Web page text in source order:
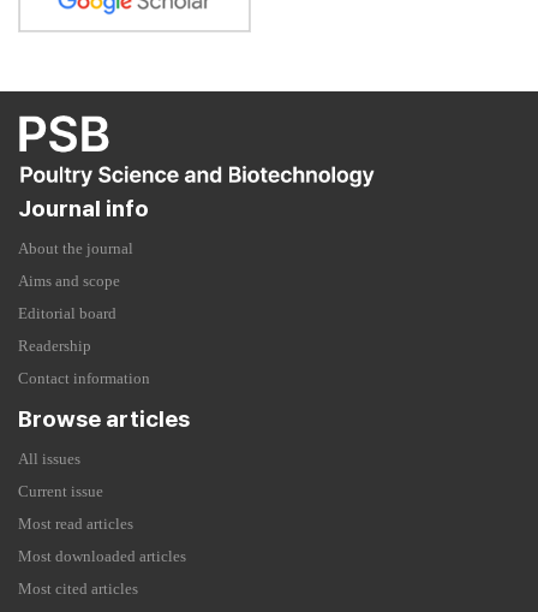
Journal info
About the journal
Aims and scope
Editorial board
Readership
Contact information
Browse articles
All issues
Current issue
Most read articles
Most downloaded articles
Most cited articles